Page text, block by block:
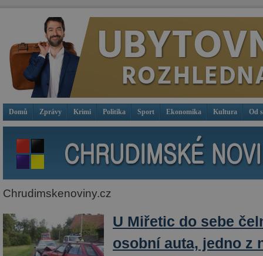
Domů Zprávy Krimi Politika Sport Ekonomika Kultura Od
Chrudimskenoviny.cz
U Miřetic do sebe
osobní auta, jedno z